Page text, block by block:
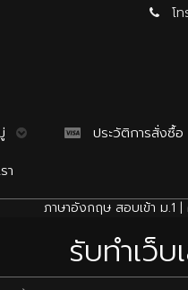
โ
มู่ ประวัติการสั่งซื้อ
า
ภาษาอังกฤษ สอบเข้า ม.1 |
รับทำเว็